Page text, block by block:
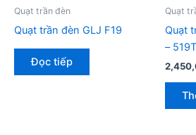
Quạt trần đèn
Quạt trần đèn GLJ F19
Đọc tiếp
Quạt
Quạt
– 519T